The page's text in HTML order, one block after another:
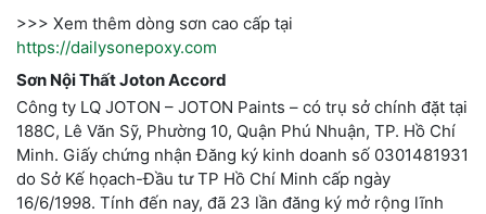
>>> Xem thêm dòng sơn cao cấp tại
https://dailysonepoxy.com
Sơn Nội Thất Joton Accord
Công ty LQ JOTON – JOTON Paints – có trụ sở chính đặt tại
188C, Lê Văn Sỹ, Phường 10, Quận Phú Nhuận, TP. Hồ Chí
Minh. Giấy chứng nhận Đăng ký kinh doanh số 0301481931
do Sở Kế họach-Đầu tư TP Hồ Chí Minh cấp ngày
16/6/1998. Tính đến nay, đã 23 lần đăng ký mở rộng lĩnh